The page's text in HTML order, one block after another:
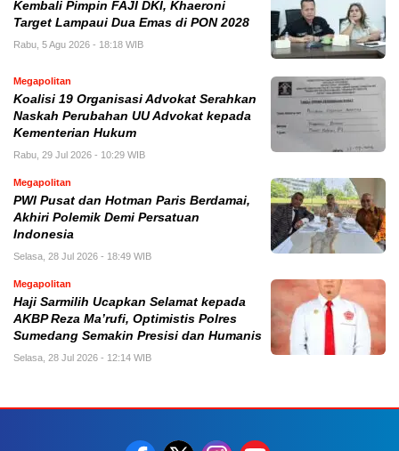
Kembali Pimpin FAJI DKI, Khaeroni
Target Lampaui Dua Emas di PON 2028
Rabu, 5 Agu 2026 - 18:18 WIB
Megapolitan
Koalisi 19 Organisasi Advokat Serahkan
Naskah Perubahan UU Advokat kepada
Kementerian Hukum
Rabu, 29 Jul 2026 - 10:29 WIB
Megapolitan
PWI Pusat dan Hotman Paris Berdamai,
Akhiri Polemik Demi Persatuan
Indonesia
Selasa, 28 Jul 2026 - 18:49 WIB
Megapolitan
Haji Sarmilih Ucapkan Selamat kepada
AKBP Reza Ma’rufi, Optimistis Polres
Sumedang Semakin Presisi dan Humanis
Selasa, 28 Jul 2026 - 12:14 WIB